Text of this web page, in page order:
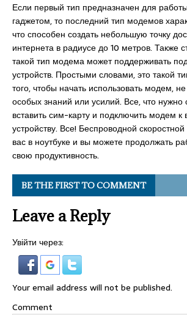
Если первый тип предназначен для
гаджетом, то последний тип модемов
что способен создать небольшую точку
интернета в радиусе до 10 метров. Также
такой тип модема может поддерживать
устройств. Простыми словами, это такой
того, чтобы начать использовать модем,
особых знаний или усилий. Все, что нужно
вставить сим-карту и подключить модем
устройству. Все! Беспроводной
вас в ноутбуке и вы можете продолжать
свою продуктивность.
BE THE FIRST TO COMMENT
Leave a Reply
Увійти через:
Your email address will not be published.
Comment